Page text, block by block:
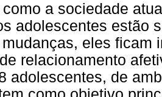
a sociedade
adolescentes estão
eles ficam
relacionamento
adolescentes, de